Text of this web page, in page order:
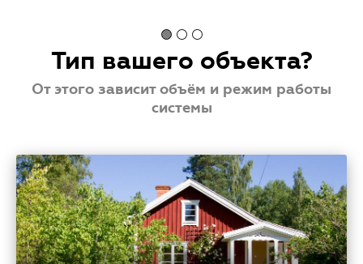
🟢 ⚪ ⚪
Тип вашего объекта?
От этого зависит объём и режим работы
системы